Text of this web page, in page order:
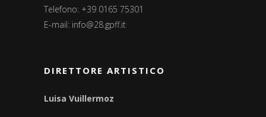
Telefono: +39 0165 75301
E-mail: info@28.gpff.it
DIRETTORE ARTISTICO
Luisa Vuillermoz